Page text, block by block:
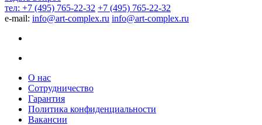
тел: +7 (495) 765-22-32 +7 (495) 765-22-32
e-mail: info@art-complex.ru info@art-complex.ru
О нас
Сотрудничество
Гарантия
Политика конфиденциальности
Вакансии